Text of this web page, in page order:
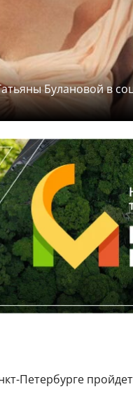
Булановой в
Петербурге пройдет